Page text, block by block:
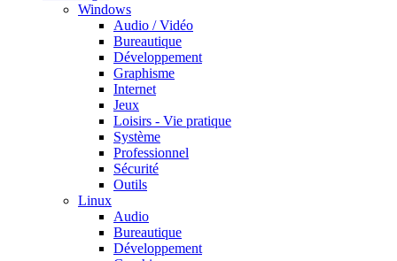
Windows
Audio / Vidéo
Bureautique
Développement
Graphisme
Internet
Jeux
Loisirs - Vie pratique
Système
Professionnel
Sécurité
Outils
Linux
Audio
Bureautique
Développement